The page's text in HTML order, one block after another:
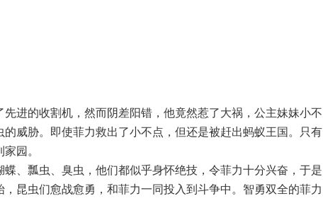
的收割机，然而阴差阳错，他竟然惹了大祸，公主妹妹小不
威胁。即使菲力救出了小不点，但还是被赶出蚂蚁王国。只有
园。
瓢虫、臭虫，他们都似乎身怀绝技，令菲力十分兴奋，于是
昆虫们愈战愈勇，和菲力一同投入到斗争中。智勇双全的菲力